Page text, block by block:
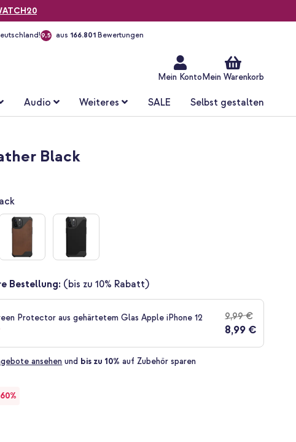
9,5 aus 166.801 Bewertungen
Mein Konto Mein Warenkorb
Audio Weiteres SALE Selbst gestalten
Black
Bestellung: (bis zu 10% Rabatt)
Protector aus gehärtetem Glas Apple iPhone 12
9,99 €
8,99 €
ansehen und bis zu 10% auf Zubehör sparen